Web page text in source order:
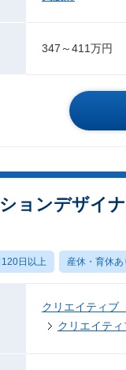
347～411万円
ョンデザイナ
日以上 産休・育休あ
クリエイティブ
クリエイテ